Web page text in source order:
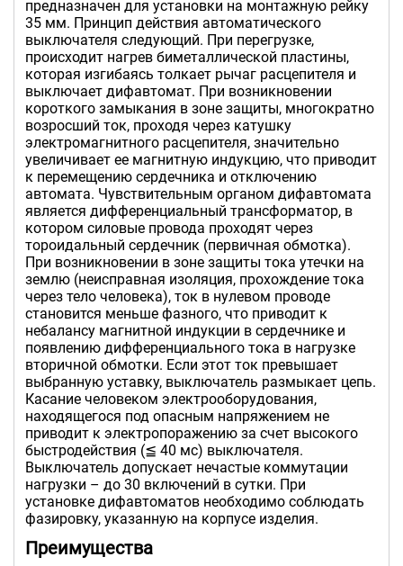
предназначен для установки на монтажную рейку
35 мм. Принцип действия автоматического
выключателя следующий. При перегрузке,
происходит нагрев биметаллической пластины,
которая изгибаясь толкает рычаг расцепителя и
выключает дифавтомат. При возникновении
короткого замыкания в зоне защиты, многократно
возросший ток, проходя через катушку
электромагнитного расцепителя, значительно
увеличивает ее магнитную индукцию, что приводит
к перемещению сердечника и отключению
автомата. Чувствительным органом дифавтомата
является дифференциальный трансформатор, в
котором силовые провода проходят через
тороидальный сердечник (первичная обмотка).
При возникновении в зоне защиты тока утечки на
землю (неисправная изоляция, прохождение тока
через тело человека), ток в нулевом проводе
становится меньше фазного, что приводит к
небалансу магнитной индукции в сердечнике и
появлению дифференциального тока в нагрузке
вторичной обмотки. Если этот ток превышает
выбранную уставку, выключатель размыкает цепь.
Касание человеком электрооборудования,
находящегося под опасным напряжением не
приводит к электропоражению за счет высокого
быстродействия (≦ 40 мс) выключателя.
Выключатель допускает нечастые коммутации
нагрузки – до 30 включений в сутки. При
установке дифавтоматов необходимо соблюдать
фазировку, указанную на корпусе изделия.
Преимущества